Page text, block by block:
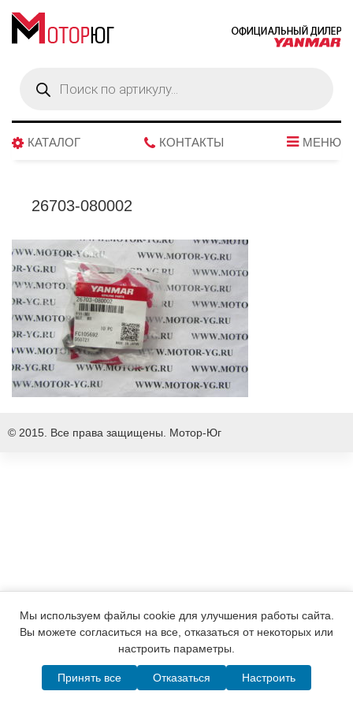
товаров
КАТАЛОГ КОНТАКТЫ МЕНЮ
26703-080002
© 2015. Все права защищены. Мотор-Юг
Написать в MAX Telegram WhatsApp Позвонить
Мы используем файлы cookie для улучшения работы сайта.
Вы можете согласиться на все, отказаться от некоторых или
настроить параметры.
Принять все Отказаться Настроить